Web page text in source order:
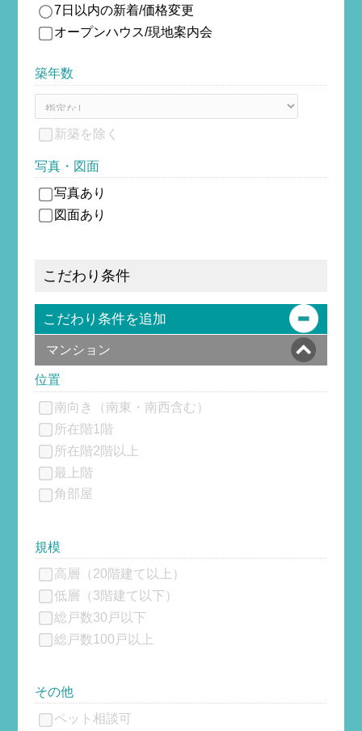
7日以内の新着/価格変更
オープンハウス/現地案内会
築年数
新築を除 く
写真・図面
写真あり
図面あり
こだわり条件
こだわり条件を追加
マンション
位置
南向き（南東・南西含む）
所在階1階
所在階2階以上
最上階
角部屋
規模
高層（20階建て以上）
低層（3階建て以下）
総戸数30戸以下
総戸数100戸以上
その他
ペット相談可